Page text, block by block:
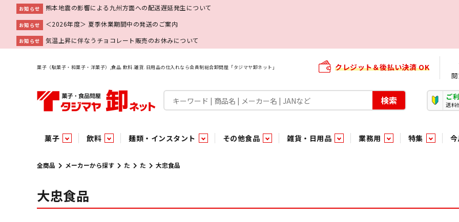
お知らせ 熊本地震の影響による九州方面への配送遅延発生について
お知らせ ＜2026年度＞ 夏季休業期間中の発送のご案内
お知らせ 気温上昇に伴なうチョコレート販売のお休みについて
菓子（駄菓子・和菓子・洋菓子）,食品.飲料.雑貨.日用品の仕入れなら会員制総合卸問屋「タジマヤ卸ネット」 クレジット＆後払い決済 OK
検索 ご
送料
菓子
菓子 パン・生菓子
チョコレート
焼き菓子
半生菓子 ポリドリンク／ゼリー 豆菓子 珍味 吊下げ専用品 輸入品 駄菓子 その他菓子
飲料
飲料水 嗜好飲料 チルド飲料・デザート
炭酸飲料
ミキサー飲料
医薬部外品 低アルコール飲料 その他飲料水
麺類・インスタント
麺類 インスタント
乾麺 即席麺 袋
その他食品
調味料 ビン・缶詰 乾物 嗜好食品
砂糖 甘味料
みりん風調味料
香辛料
雑貨・日用品
雑貨 ペット関連 業務用非食品
洗剤 ヘアケア
トイレ用品
洗濯用品 小物家具 傘・袋物 履き物 家庭消耗雑貨 軽衣料 台所用品 清掃用品 電気関
業務用
業務用 業務用非食品
めん類・缶詰・びん詰・惣菜・乾物・その他（業務用）
特集
特集
駄菓子特集
当たり・占い付きのラッキーお菓子
タジマヤ オリジナル商品（PB） おすすめ・イチオシ商品
今月の特売
調味料 インスタント
青果
ペット関連 雑貨 業務用非食品 業務用 チルド飲料・デザート 和日配 日配調理加工品
新商品
調味料 インスタント
青果
ペット関連 雑貨 業務用非食品 業務用 チルド飲料・デザート 和日配 日配調理加工品
あ行 か行 さ行 た行 な行
あ い う
全商品 メーカーから探す た た 大忠食品
大忠食品